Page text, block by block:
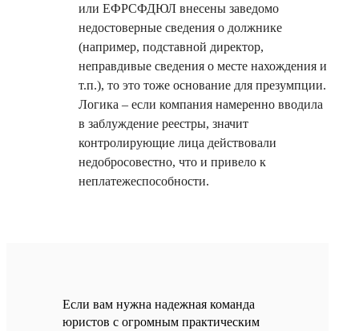
или ЕФРСФДЮЛ внесены заведомо
недостоверные сведения о должнике
(например, подставной директор,
неправдивые сведения о месте нахождения и
т.п.), то это тоже основание для презумпции.
Логика – если компания намеренно вводила
в заблуждение реестры, значит
контролирующие лица действовали
недобросовестно, что и привело к
неплатежеспособности.
Если вам нужна надежная команда
юристов с огромным практическим